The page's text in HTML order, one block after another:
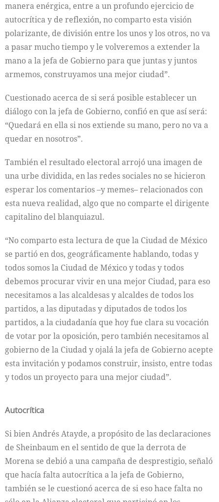
manera enérgica, entre a un profundo ejercicio de
autocrítica y de reflexión, no comparto esta visión
polarizante, de división entre los unos y los otros, no va
a pasar mucho tiempo y le volveremos a extender la
mano a la jefa de Gobierno para que juntas y juntos
armemos, construyamos una mejor ciudad”.
Cuestionado acerca de si será posible establecer un
diálogo con la jefa de Gobierno, confió en que así será:
“Quedará en ella si nos extiende su mano, pero no va a
quedar en nosotros”.
También el resultado electoral arrojó una imagen de
una urbe dividida, en las redes sociales no se hicieron
esperar los comentarios –y memes– relacionados con
esta nueva realidad, algo que no comparte el dirigente
capitalino del blanquiazul.
“No comparto esta lectura de que la Ciudad de México
se partió en dos, geográficamente hablando, todas y
todos somos la Ciudad de México y todas y todos
debemos procurar vivir en una mejor Ciudad, para eso
necesitamos a las alcaldesas y alcaldes de todos los
partidos, a las diputadas y diputados de todos los
partidos, a la ciudadanía que hoy fue clara su vocación
de votar por la oposición, pero también necesitamos al
gobierno de la Ciudad y ojalá la jefa de Gobierno acepte
esta invitación y podamos construir, insisto, entre todas
y todos un proyecto para una mejor ciudad”.
Autocrítica
Si bien Andrés Atayde, a propósito de las declaraciones
de Sheinbaum en el sentido de que la derrota de
Morena se debió a una campaña de desprestigio, señaló
que hacía falta autocrítica a la jefa de Gobierno,
también se le cuestionó acerca de si eso hace falta no